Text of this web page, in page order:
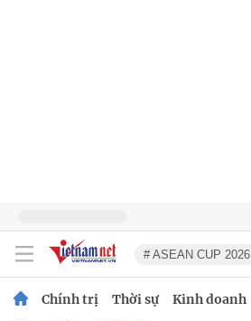
# ASEAN CUP 2026
Chính trị Thời sự Kinh doanh